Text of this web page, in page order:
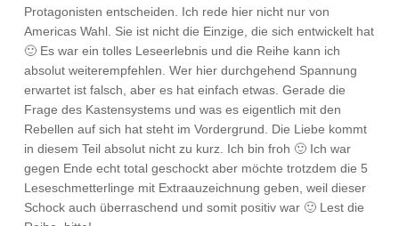
Protagonisten entscheiden. Ich rede hier nicht nur von
Americas Wahl. Sie ist nicht die Einzige, die sich entwickelt hat
🙂 Es war ein tolles Leseerlebnis und die Reihe kann ich
absolut weiterempfehlen. Wer hier durchgehend Spannung
erwartet ist falsch, aber es hat einfach etwas. Gerade die
Frage des Kastensystems und was es eigentlich mit den
Rebellen auf sich hat steht im Vordergrund. Die Liebe kommt
in diesem Teil absolut nicht zu kurz. Ich bin froh 🙂 Ich war
gegen Ende echt total geschockt aber möchte trotzdem die 5
Leseschmetterlinge mit Extraauzeichnung geben, weil dieser
Schock auch überraschend und somit positiv war 🙂 Lest die